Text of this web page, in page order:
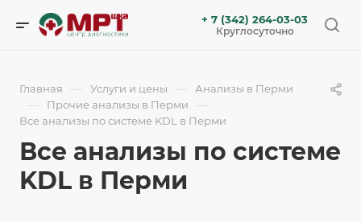
+ 7 (342) 264-03-03
Круглосуточно
Главная — Услуги и цены — Анализы в Перми
— Прочие анализы в Перми —
Все анализы по системе KDL в Перми
Все анализы по системе
KDL в Перми